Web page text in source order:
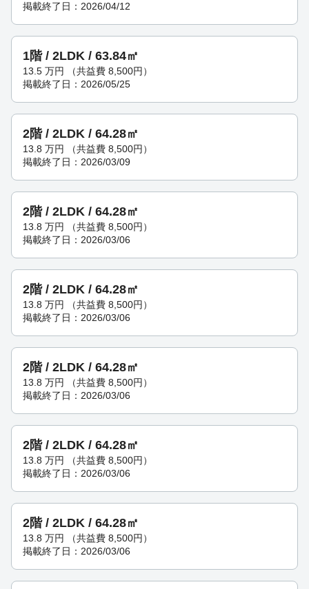
掲載終了日：2026/04/12
1階 / 2LDK / 63.84㎡
13.5 万円
（共益費 8,500円）
掲載終了日：2026/05/25
2階 / 2LDK / 64.28㎡
13.8 万円
（共益費 8,500円）
掲載終了日：2026/03/09
2階 / 2LDK / 64.28㎡
13.8 万円
（共益費 8,500円）
掲載終了日：2026/03/06
2階 / 2LDK / 64.28㎡
13.8 万円
（共益費 8,500円）
掲載終了日：2026/03/06
2階 / 2LDK / 64.28㎡
13.8 万円
（共益費 8,500円）
掲載終了日：2026/03/06
2階 / 2LDK / 64.28㎡
13.8 万円
（共益費 8,500円）
掲載終了日：2026/03/06
2階 / 2LDK / 64.28㎡
13.8 万円
（共益費 8,500円）
掲載終了日：2026/03/06